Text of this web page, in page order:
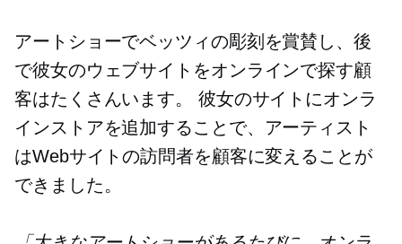
アートショーでベッツィの彫刻を賞賛し、後
で彼女のウェブサイトをオンラインで探す顧
客はたくさんいます。 彼女のサイトにオンラ
インストアを追加することで、アーティスト
はWebサイトの訪問者を顧客に変えることが
できました。